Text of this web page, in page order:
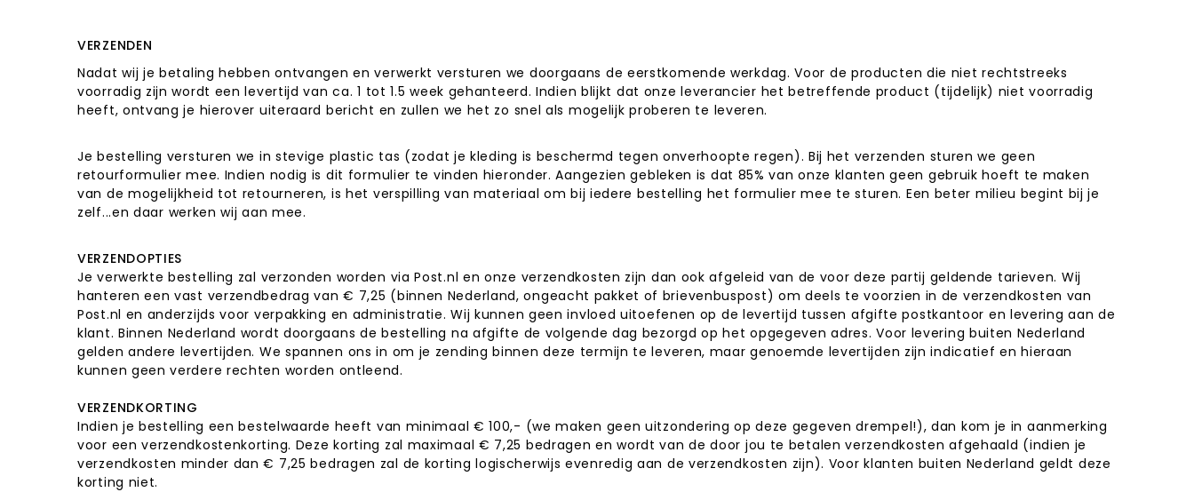
VERZENDEN
Nadat wij je betaling hebben ontvangen en verwerkt versturen we doorgaans de eerstkomende werkdag. Voor de producten die niet rechtstreeks
voorradig zijn wordt een levertijd van ca. 1 tot 1.5 week gehanteerd. Indien blijkt dat onze leverancier het betreffende product (tijdelijk) niet voorradig
heeft, ontvang je hierover uiteraard bericht en zullen we het zo snel als mogelijk proberen te leveren.
Je bestelling versturen we in stevige plastic tas (zodat je kleding is beschermd tegen onverhoopte regen). Bij het verzenden sturen we geen
retourformulier mee. Indien nodig is dit formulier te vinden hieronder. Aangezien gebleken is dat 85% van onze klanten geen gebruik hoeft te maken
van de mogelijkheid tot retourneren, is het verspilling van materiaal om bij iedere bestelling het formulier mee te sturen. Een beter milieu begint bij je
zelf...en daar werken wij aan mee.
VERZENDOPTIES
Je verwerkte bestelling zal verzonden worden via Post.nl en onze verzendkosten zijn dan ook afgeleid van de voor deze partij geldende tarieven. Wij
hanteren een vast verzendbedrag van € 7,25 (binnen Nederland, ongeacht pakket of brievenbuspost) om deels te voorzien in de verzendkosten van
Post.nl en anderzijds voor verpakking en administratie. Wij kunnen geen invloed uitoefenen op de levertijd tussen afgifte postkantoor en levering aan de
klant. Binnen Nederland wordt doorgaans de bestelling na afgifte de volgende dag bezorgd op het opgegeven adres. Voor levering buiten Nederland
gelden andere levertijden. We spannen ons in om je zending binnen deze termijn te leveren, maar genoemde levertijden zijn indicatief en hieraan
kunnen geen verdere rechten worden ontleend.
VERZENDKORTING
Indien je bestelling een bestelwaarde heeft van minimaal € 100,- (we maken geen uitzondering op deze gegeven drempel!), dan kom je in aanmerking
voor een verzendkostenkorting. Deze korting zal maximaal € 7,25 bedragen en wordt van de door jou te betalen verzendkosten afgehaald (indien je
verzendkosten minder dan € 7,25 bedragen zal de korting logischerwijs evenredig aan de verzendkosten zijn). Voor klanten buiten Nederland geldt deze
korting niet.